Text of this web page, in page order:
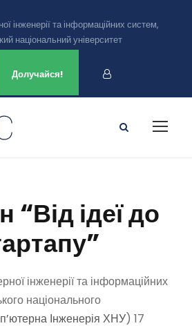
інженерії та інформаційних систем,
національний університет
Долучайся!
“Від ідеї до
інженерії та інформаційних
національного
Інженерія ХНУ) 17